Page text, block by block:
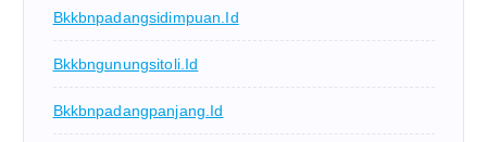
Bkkbnpadangsidimpuan.id
Bkkbngunungsitoli.id
Bkkbnpadangpanjang.id